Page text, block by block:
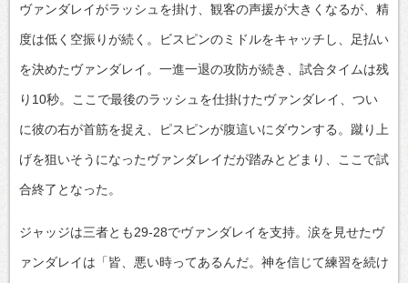
ヴァンダレイがラッシュを掛け、観客の声援が大きくなるが、精
度は低く空振りが続く。ビスピンのミドルをキャッチし、足払い
を決めたヴァンダレイ。一進一退の攻防が続き、試合タイムは残
り10秒。ここで最後のラッシュを仕掛けたヴァンダレイ、つい
に彼の右が首筋を捉え、ピスピンが腹這いにダウンする。蹴り上
げを狙いそうになったヴァンダレイだが踏みとどまり、ここで試
合終了となった。
ジャッジは三者とも29-28でヴァンダレイを支持。涙を見せたヴ
ァンダレイは「皆、悪い時ってあるんだ。神を信じて練習を続け